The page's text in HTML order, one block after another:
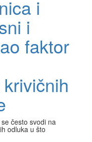
i
i
faktor
često svodi na
odluka u što